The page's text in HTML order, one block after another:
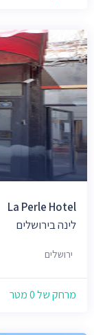
La Perle Hotel
לינה בירושלים
ירושלים
מרחק של 0 מטר